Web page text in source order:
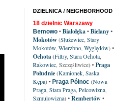
DZIELNICA / NEIGHBORHOOD
18 dzielnic Warszawy
Bemowo •Białołęka•Bielany•
Mokotów(Służewiec Stary
Mokotów Wierzbno Wyględów)•
Ochota(Filtry, Stara Ochota
Rakowiec , Szczęśliwice)•Praga
Południe(Kamionek Saska
Kępa)• Praga Północ (Nowa
Praga Stara Praga Pelcowizna
Szmulowizna) •Rembertów•